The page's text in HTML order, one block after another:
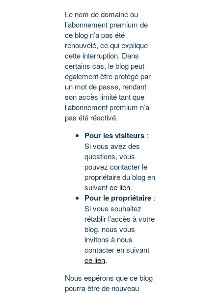
Le nom de domaine ou
l’abonnement premium de
ce blog n’a pas été
renouvelé, ce qui explique
cette interruption. Dans
certains cas, le blog peut
également être protégé par
un mot de passe, rendant
son accès limité tant que
l’abonnement premium n’a
pas été réactivé.
Pour les visiteurs :
Si vous avez des
questions, vous
pouvez contacter le
propriétaire du blog en
suivantce lien.
Pour le propriétaire :
Si vous souhaitez
rétablir l’accès à votre
blog, nous vous
invitons à nous
contacter en suivant
ce lien.
Nous espérons que ce blog
pourra être de nouveau